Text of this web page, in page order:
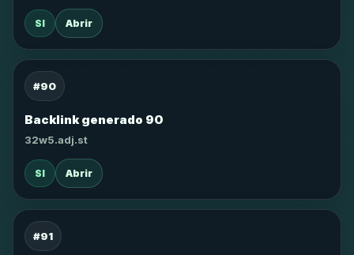
SI Abrir
#90
Backlink generado 90
32w5.adj.st
SI Abrir
#91